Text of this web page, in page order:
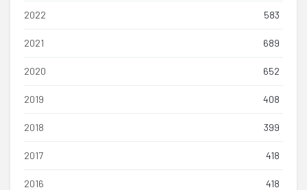
2022 583
2021 689
2020 652
2019 408
2018 399
2017 418
2016 418